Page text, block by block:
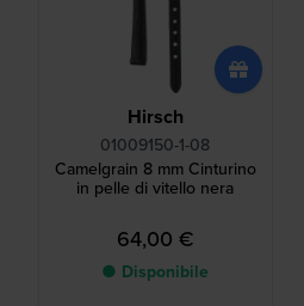
Hirsch
01009150-1-08
Camelgrain 8 mm Cinturino
in pelle di vitello nera
64,00 €
● Disponibile